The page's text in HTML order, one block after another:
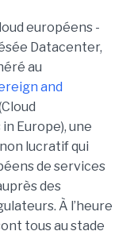
européens -
Datacenter,
au
and
Europe), une
lucratif qui
de services
des
À l’heure
tous au stade